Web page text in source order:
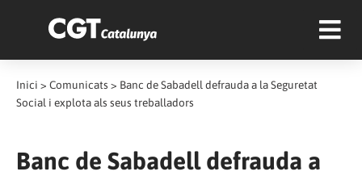
Inici > Comunicats > Banc de Sabadell defrauda a la Seguretat
Social i explota als seus treballadors
Banc de Sabadell defrauda a